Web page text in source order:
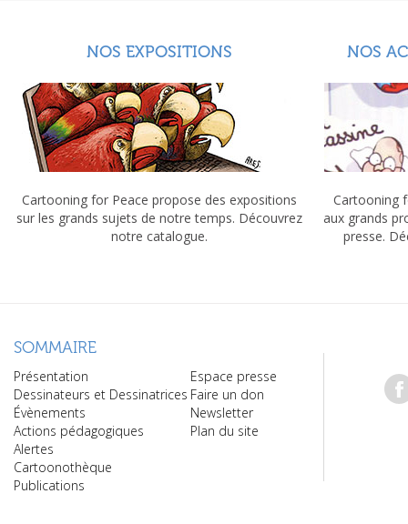
NOS EXPOSITIONS
Cartooning for Peace propose des expositions
sur les grands sujets de notre temps. Découvrez
notre catalogue.
NOS
Cartooning
aux grands
presse.
SOMMAIRE
Présentation
Dessinateurs et Dessinatrices
Évènements
Actions pédagogiques
Alertes
Cartoonothèque
Publications
Espace presse
Faire un don
Newsletter
Plan du site